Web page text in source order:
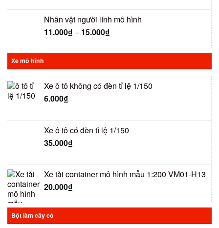
Nhân vật người lính mô hình
11.000₫ – 15.000₫
Xe mô hình
Xe ô tô không có đèn tỉ lệ 1/150
6.000₫
Xe ô tô có đèn tỉ lệ 1/150
35.000₫
Xe tải container mô hình mẫu 1:200 VM01-H13
20.000₫
Bột làm cây cỏ